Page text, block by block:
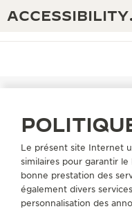
GARANTIE
THE GOLDEN
THE REVERSO
CRÉATIVITÉ :
INGÉNIOSITÉ :
TROUVER UNE
Le présent site Internet
similaires pour garantir
bonne prestation des
également divers
personnalisation des